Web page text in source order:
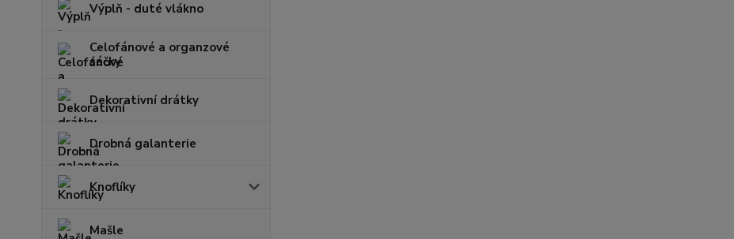
Výplň - duté vlákno
Celofánové a organzové
sáčky
Dekorativní drátky
Drobná galanterie
Knoflíky
Mašle